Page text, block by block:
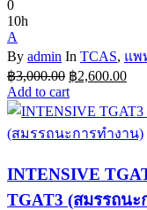
0
10h
A
By admin In TCAS, แพ
฿3,000.00 Original
price
was:
฿3,000.00.
฿2,600.00
is:
฿
Add to cart
INTENSIVE
TGAT3 (สมรรถนะ